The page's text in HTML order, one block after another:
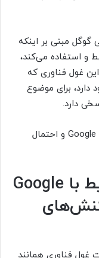
مبنی بر اینکه
و استفاده می‌کند،
غول فناوری که
دارد، برای موضوع
دارد.
درز خبر ضبط صدای محیط با Google
فناوری همانند